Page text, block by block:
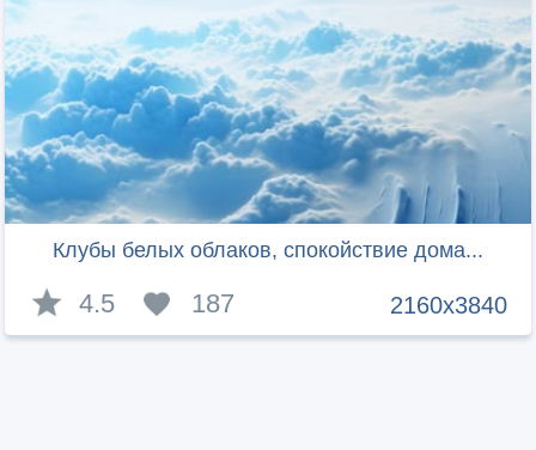
Клубы белых облаков, спокойствие дома...
2160x3840
4.5 187